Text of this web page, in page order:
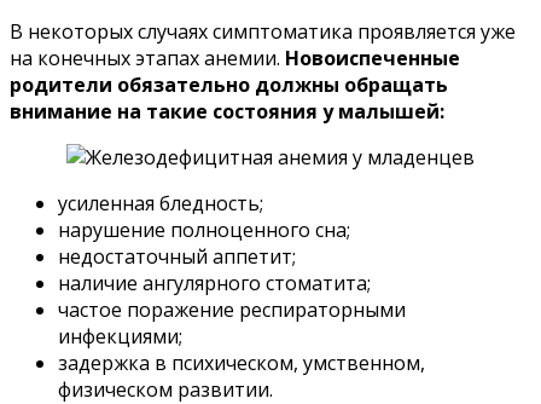
В некоторых случаях симптоматика проявляется уже
на конечных этапах анемии. Новоиспеченные
родители обязательно должны обращать
внимание на такие состояния у малышей:
усиленная бледность;
нарушение полноценного сна;
недостаточный аппетит;
наличие ангулярного стоматита;
частое поражение респираторными
инфекциями;
задержка в психическом, умственном,
физическом развитии.